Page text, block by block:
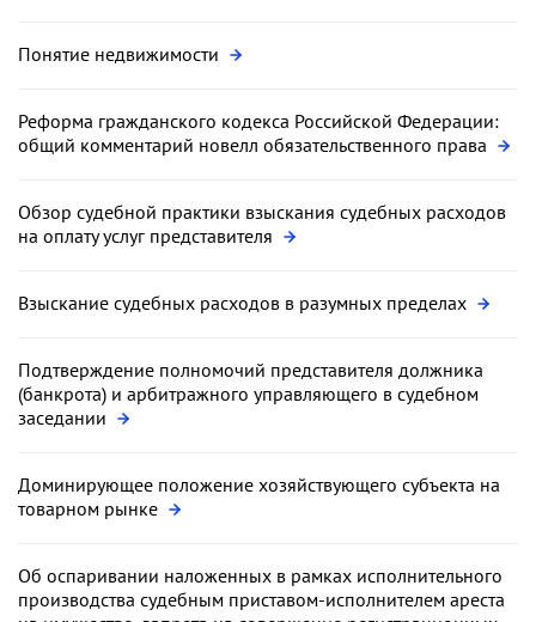
Понятие недвижимости
Реформа гражданского кодекса Российской Федерации:
общий комментарий новелл обязательственного права
Обзор судебной практики взыскания судебных расходов
на оплату услуг представителя
Взыскание судебных расходов в разумных пределах
Подтверждение полномочий представителя должника
(банкрота) и арбитражного управляющего в судебном
заседании
Доминирующее положение хозяйствующего субъекта на
товарном рынке
Об оспаривании наложенных в рамках исполнительного
производства судебным приставом-исполнителем ареста